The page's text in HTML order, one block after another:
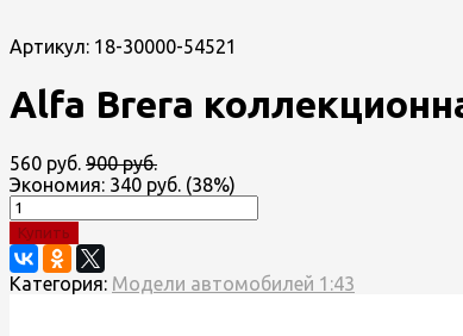
Артикул: 18-30000-54521
Alfa Brera
560 руб. 900 руб.
Экономия: 340 руб. (38%)
Купить
Категория: Модели автомобилей 1:43